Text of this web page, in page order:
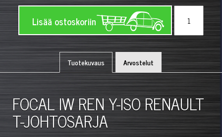
Lisää ostoskoriin
Tuotekuvaus Arvostelut
FOCAL IW REN Y-ISO RENAULT
T-JOHTOSARJA